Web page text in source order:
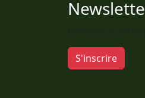
S'inscrire